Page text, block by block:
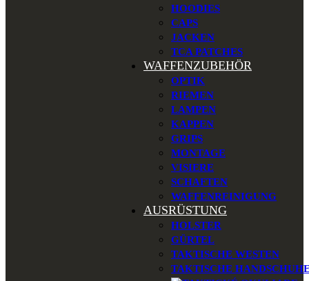
HOODIES
CAPS
JACKEN
TCA PATCHES
WAFFENZUBEHÖR
OPTIK
RIEMEN
LAMPEN
KAPPEN
GRIPS
MONTAGE
VISIERE
SCHAFTEN
WAFFENREINIGUNG
AUSRÜSTUNG
HOLSTER
GÜRTEL
TAKTISCHE WESTEN
TAKTISCHE